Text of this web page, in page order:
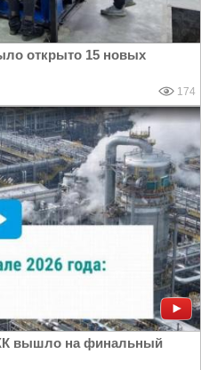
открыто 15 новых
174
вышло на финальный